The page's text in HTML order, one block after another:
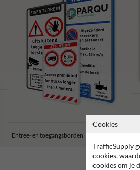
Entree- en toegangsborden
Cookies
TrafficSupply
cookies,
cookies om je